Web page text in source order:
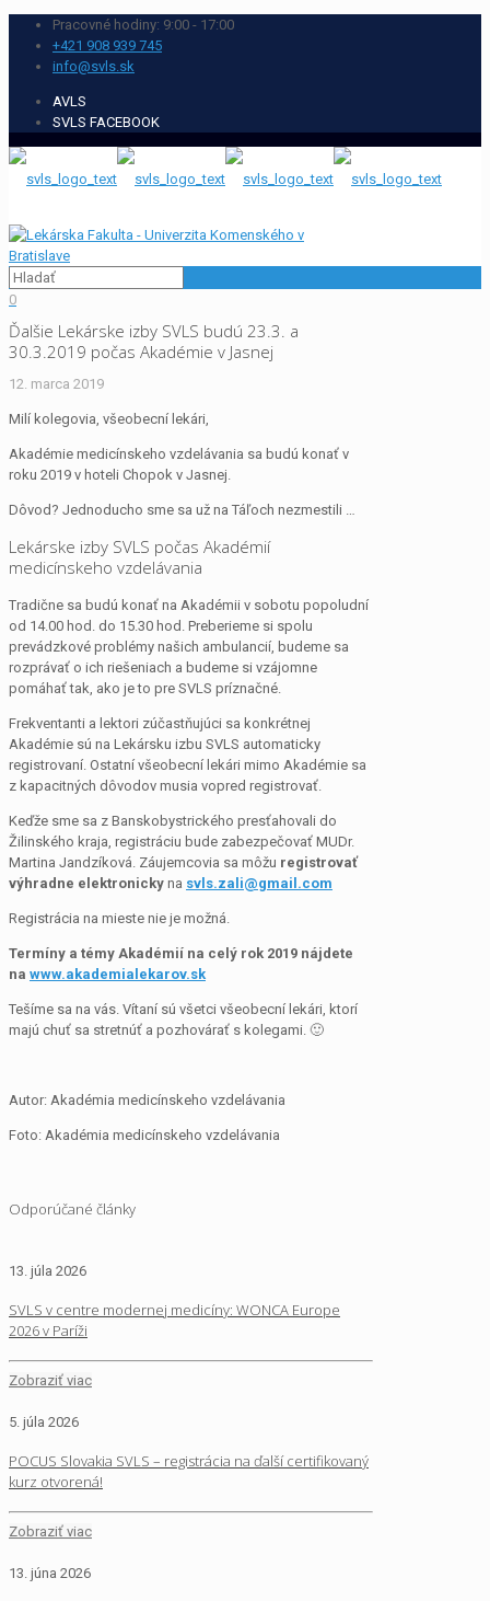
Pracovné hodiny: 9:00 - 17:00
+421 908 939 745
info@svls.sk
AVLS
SVLS FACEBOOK
0
Ďalšie Lekárske izby SVLS budú 23.3. a
30.3.2019 počas Akadémie v Jasnej
12. marca 2019
Milí kolegovia, všeobecní lekári,
Akadémie medicínskeho vzdelávania sa budú konať v
roku 2019 v hoteli Chopok v Jasnej.
Dôvod? Jednoducho sme sa už na Táľoch nezmestili …
Lekárske izby SVLS počas Akadémií
medicínskeho vzdelávania
Tradične sa budú konať na Akadémii v sobotu popoludní
od 14.00 hod. do 15.30 hod. Preberieme si spolu
prevádzkové problémy našich ambulancií, budeme sa
rozprávať o ich riešeniach a budeme si vzájomne
pomáhať tak, ako je to pre SVLS príznačné.
Frekventanti a lektori zúčastňujúci sa konkrétnej
Akadémie sú na Lekársku izbu SVLS automaticky
registrovaní. Ostatní všeobecní lekári mimo Akadémie sa
z kapacitných dôvodov musia vopred registrovať.
Keďže sme sa z Banskobystrického presťahovali do
Žilinského kraja, registráciu bude zabezpečovať MUDr.
Martina Jandzíková. Záujemcovia sa môžu registrovať
výhradne elektronicky na svls.zali@gmail.com
Registrácia na mieste nie je možná.
Termíny a témy Akadémií na celý rok 2019 nájdete
na www.akademialekarov.sk
Tešíme sa na vás. Vítaní sú všetci všeobecní lekári, ktorí
majú chuť sa stretnúť a pozhovárať s kolegami. 🙂
Autor: Akadémia medicínskeho vzdelávania
Foto: Akadémia medicínskeho vzdelávania
Odporúčané články
13. júla 2026
SVLS v centre modernej medicíny: WONCA Europe
2026 v Paríži
Zobraziť viac
5. júla 2026
POCUS Slovakia SVLS – registrácia na ďalší certifikovaný
kurz otvorená!
Zobraziť viac
13. júna 2026